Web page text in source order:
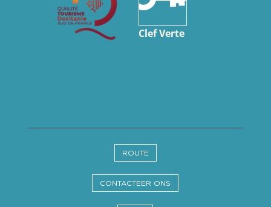
ROUTE
CONTACTEER ONS